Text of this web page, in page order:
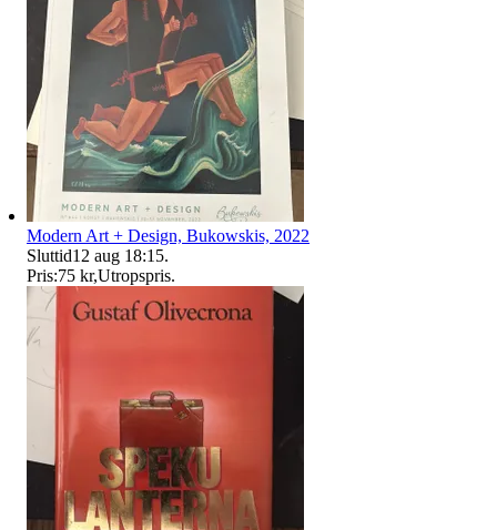
Modern Art + Design, Bukowskis, 2022
Sluttid12 aug 18:15.
Pris:75 kr,Utropspris.